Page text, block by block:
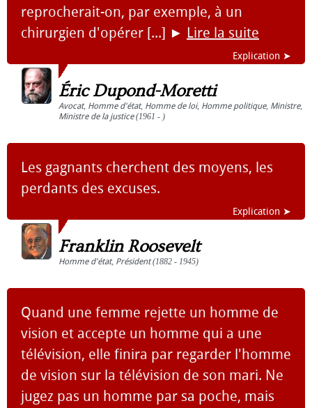
reprocherait-on, par exemple, à un
chirurgien d'opérer [...] ► Lire la suite
Explication ➤
Éric Dupond-Moretti
Avocat, Homme d'état, Homme de loi, Homme politique, Ministre,
Ministre de la justice(1961 - )
Les gagnants cherchent des moyens, les
perdants des excuses.
Explication ➤
Franklin Roosevelt
Homme d'état, Président(1882 - 1945)
Quand une femme rejette un homme de
vision et accepte un homme qui a une
télévision, elle finira par regarder l'homme
de vision sur la télévision de son mari. Ne
jugez pas un homme par sa poche, mais